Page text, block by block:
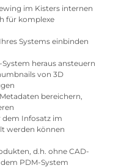
im Kisters internen
für komplexe
Systems einbinden
heraus ansteuern
von 3D
bereichern,
Infosatz im
werden können
d.h. ohne CAD-
PDM-System